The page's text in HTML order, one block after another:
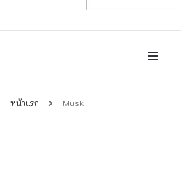
น้ำหอมกัลยา
น้ำหอมกัลยา น้ำหอมแท้แบรนด์ไทย คุณภาพยุโรป
หน้าแรก Musk